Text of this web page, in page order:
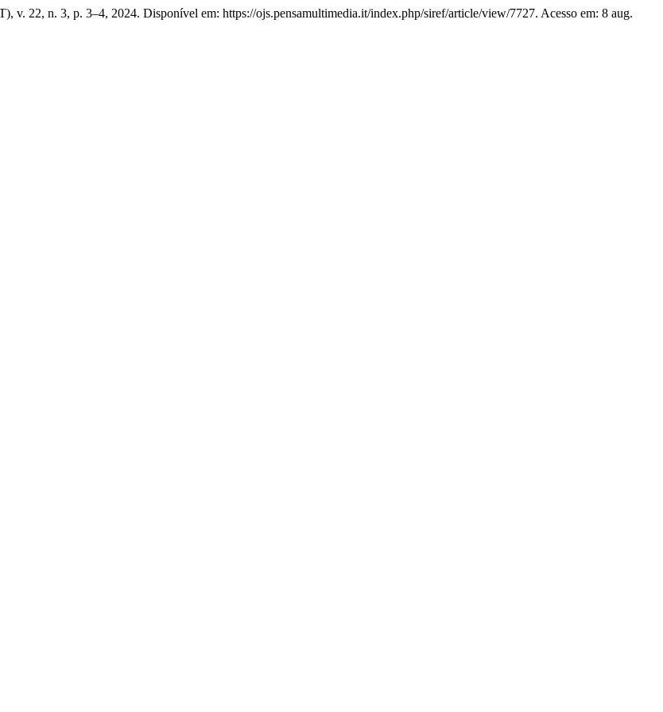
v. 22, n. 3, p. 3–4, 2024. Disponível em: https://ojs.pensamultimedia.it/index.php/siref/article/view/7727. Acesso em: 8 aug.